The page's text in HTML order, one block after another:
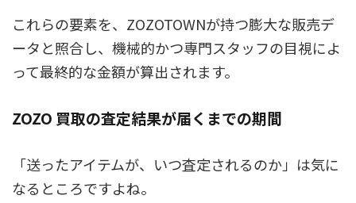
これらの要素を、 ZOZOTOWNが持つ膨大な販売デ
ータと照合し、機械的かつ専門スタッフの目視によ
って最終的な金額が算出されます。
ZOZO 買取の査定結果が届くまでの期間
「送ったアイテムが、いつ査定されるのか」は気に
なるところですよね。